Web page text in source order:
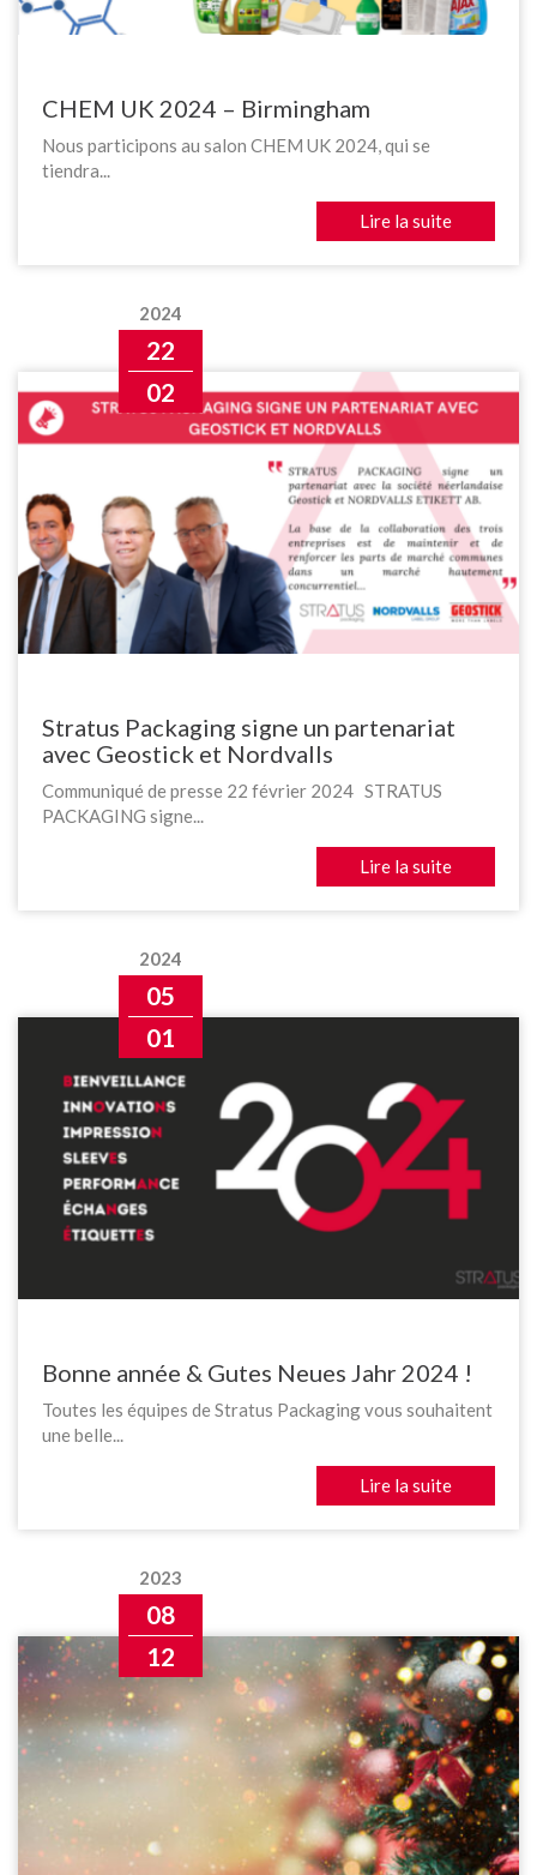
CHEM UK 2024 – Birmingham
Nous participons au salon CHEM UK 2024, qui se
tiendra...
Lire la suite
2024
22
02
Stratus Packaging signe un partenariat
avec Geostick et Nordvalls
Communiqué de presse 22 février 2024 STRATUS
PACKAGING signe...
Lire la suite
2024
05
01
Bonne année & Gutes Neues Jahr 2024 !
Toutes les équipes de Stratus Packaging vous souhaitent
une belle...
Lire la suite
2023
08
12